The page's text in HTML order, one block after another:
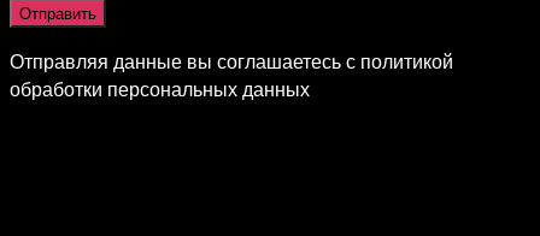
Отправить
Отправляя данные вы соглашаетесь с политикой
обработки персональных данных